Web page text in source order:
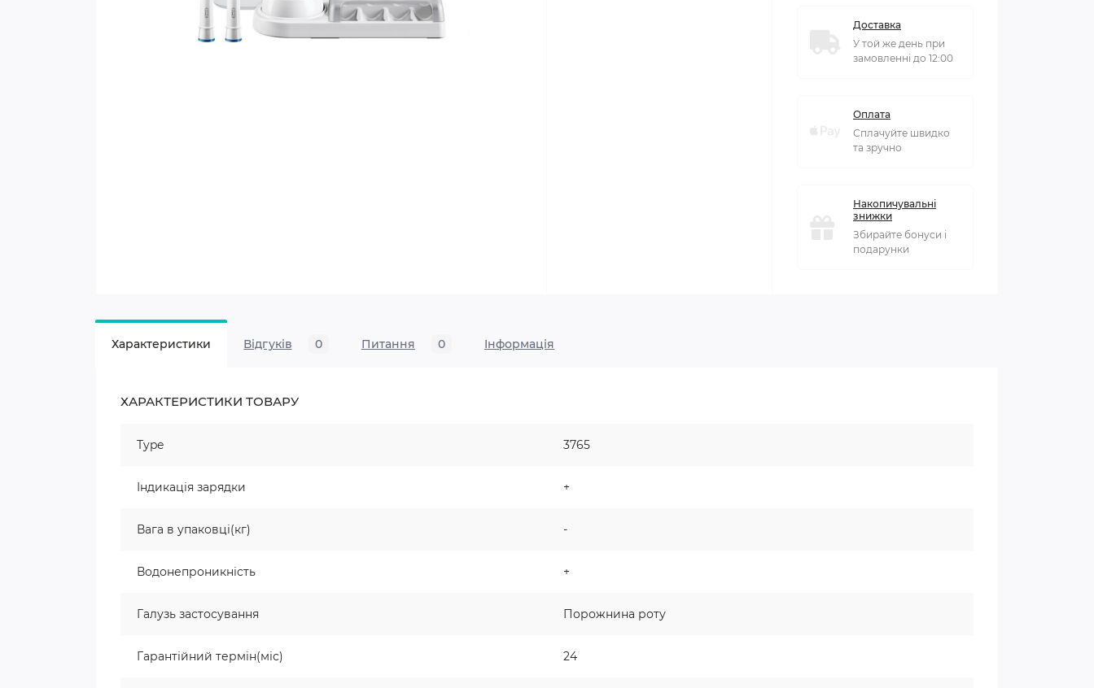
Доставка
У той же день при
замовленні до 12:00
Оплата
Сплачуйте швидко
та зручно
Накопичувальні
знижки
Збирайте бонуси і
подарунки
Характеристики Відгуків 0 Питання 0 Iнформація
ХАРАКТЕРИСТИКИ ТОВАРУ
Type 3765
Індикація зарядки +
Вага в упаковці(кг) -
Водонепроникність +
Галузь застосування Порожнина роту
Гарантійний термін(міс) 24